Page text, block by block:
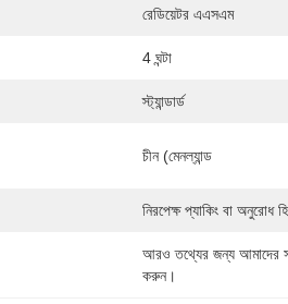
রেডিয়েটর এএসএম
4 ঘন্টা
স্ট্যান্ডার্ড
চীন (মেনল্যান্ড
নিরপেক্ষ প্যাকিং বা অনুরোধ
আরও তথ্যের জন্য আমাদের
করুন।